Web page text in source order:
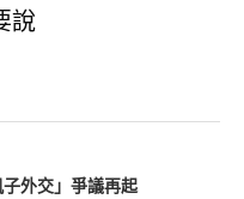
說
外交」爭議再起